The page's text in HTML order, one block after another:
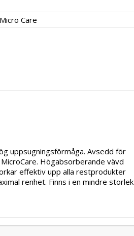
Micro Care
uppsugningsförmåga. Avsedd för
Högabsorberande vävd
effektiv upp alla restprodukter
renhet. Finns i en mindre storlek